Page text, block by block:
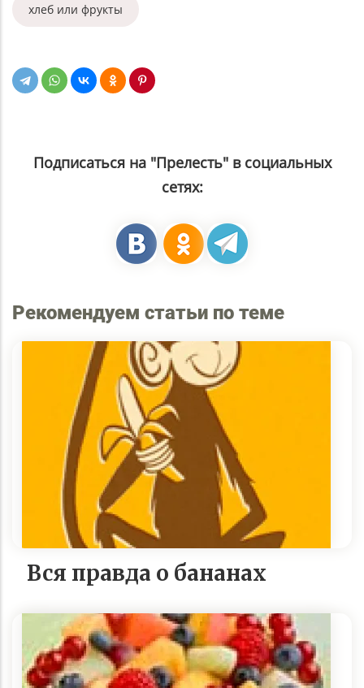
хлеб или фрукты
Подписаться на "Прелесть" в социальных
сетях:
Рекомендуем статьи по теме
Вся правда о бананах